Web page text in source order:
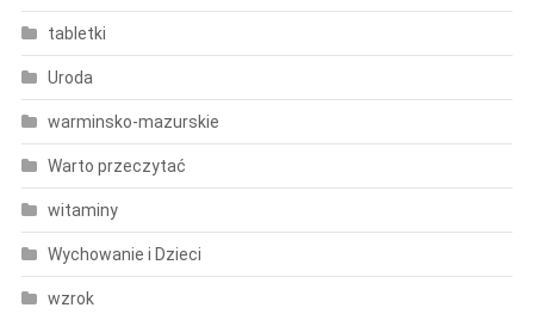
tabletki
Uroda
warminsko-mazurskie
Warto przeczytać
witaminy
Wychowanie i Dzieci
wzrok